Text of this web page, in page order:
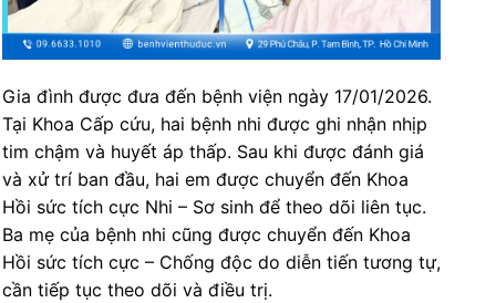
Gia đình được đưa đến bệnh viện ngày 17/01/2026.
Tại Khoa Cấp cứu, hai bệnh nhi được ghi nhận nhịp
tim chậm và huyết áp thấp. Sau khi được đánh giá
và xử trí ban đầu, hai em được chuyển đến Khoa
Hồi sức tích cực Nhi – Sơ sinh để theo dõi liên tục.
Ba mẹ của bệnh nhi cũng được chuyển đến Khoa
Hồi sức tích cực – Chống độc do diễn tiến tương tự,
cần tiếp tục theo dõi và điều trị.